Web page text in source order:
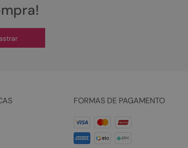
FORMAS DE PAGAMENTO